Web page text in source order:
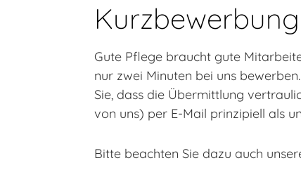
Kurzbewerbung
Gute Pflege braucht gute
nur zwei Minuten bei uns
Sie, dass die Übermittlung
von uns) per E-Mail prinzipiell als
Bitte beachten Sie dazu auch